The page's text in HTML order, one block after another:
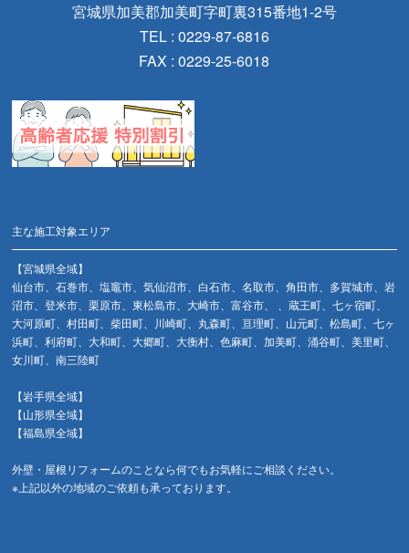
宮城県加美郡加美町字町裏315番地1-2号
TEL : 0229-87-6816
FAX : 0229-25-6018
主な施工対象エリア
【宮城県全域】
仙台市、石巻市、塩竈市、気仙沼市、白石市、名取市、角田市、多賀城市、岩
沼市、登米市、栗原市、東松島市、大崎市、富谷市、 、蔵王町、七ヶ宿町、
大河原町、村田町、柴田町、川崎町、丸森町、亘理町、山元町、松島町、七ヶ
浜町、利府町、大和町、大郷町、大衡村、色麻町、加美町、涌谷町、美里町、
女川町、南三陸町
【岩手県全域】
【山形県全域】
【福島県全域】
外壁・屋根リフォームのことなら何でもお気軽にご相談ください。
※上記以外の地域のご依頼も承っております。